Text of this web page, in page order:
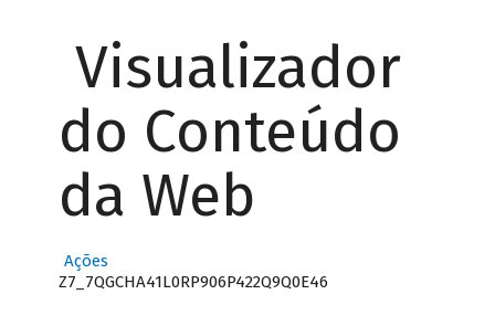
Visualizador
do Conteúdo
da Web
Ações
Z7_7QGCHA41L0RP906P422Q9Q0E46